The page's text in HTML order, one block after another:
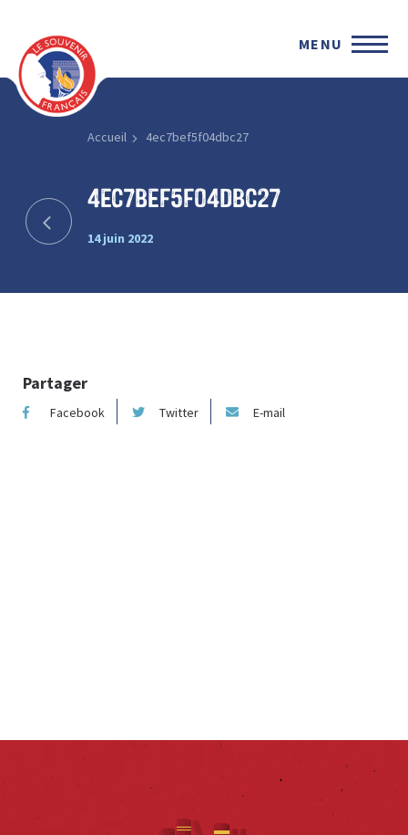
MENU
Accueil 4ec7bef5f04dbc27
4ec7bef5f04dbc27
14 juin 2022
Partager
Facebook Twitter E-mail